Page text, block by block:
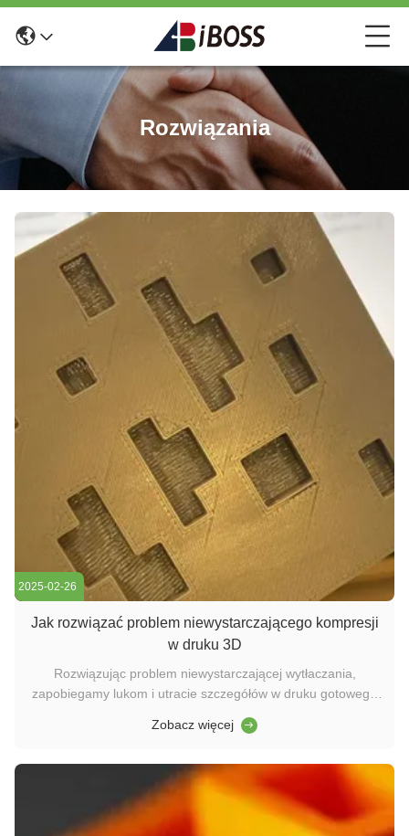
Rozwiązania
2025-02-26
Jak rozwiązać problem niewystarczającego kompresji
w druku 3D
Rozwiązując problem niewystarczającej wytłaczania,
zapobiegamy lukom i utracie szczegółów w druku gotowego
ilości drutu podczas procesu drukowania, może wystąpić
tej kwoty, co ...
Zobacz więcej